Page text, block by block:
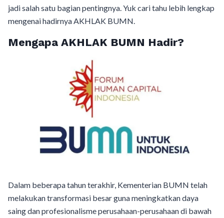
jadi salah satu bagian pentingnya. Yuk cari tahu lebih lengkap
mengenai hadirnya AKHLAK BUMN.
Mengapa AKHLAK BUMN Hadir?
Dalam beberapa tahun terakhir, Kementerian BUMN telah
melakukan transformasi besar guna meningkatkan daya
saing dan profesionalisme perusahaan-perusahaan di bawah